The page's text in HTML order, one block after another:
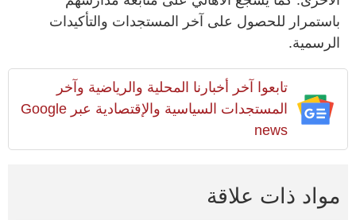
باستمرار للحصول على آخر المستجدات والتأكيدات
الرسمية.
تابعوا آخر أخبارنا المحلية والرياضية وآخر
المستجدات السياسية والإقتصادية عبر Google
news
مواد ذات علاقة